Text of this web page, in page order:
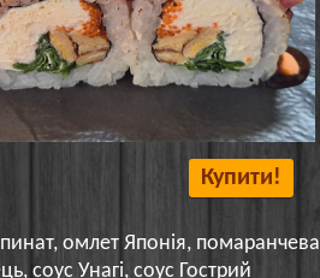
Купити!
омлет Японія, помаранчева
соус Унагі, соус Гострий